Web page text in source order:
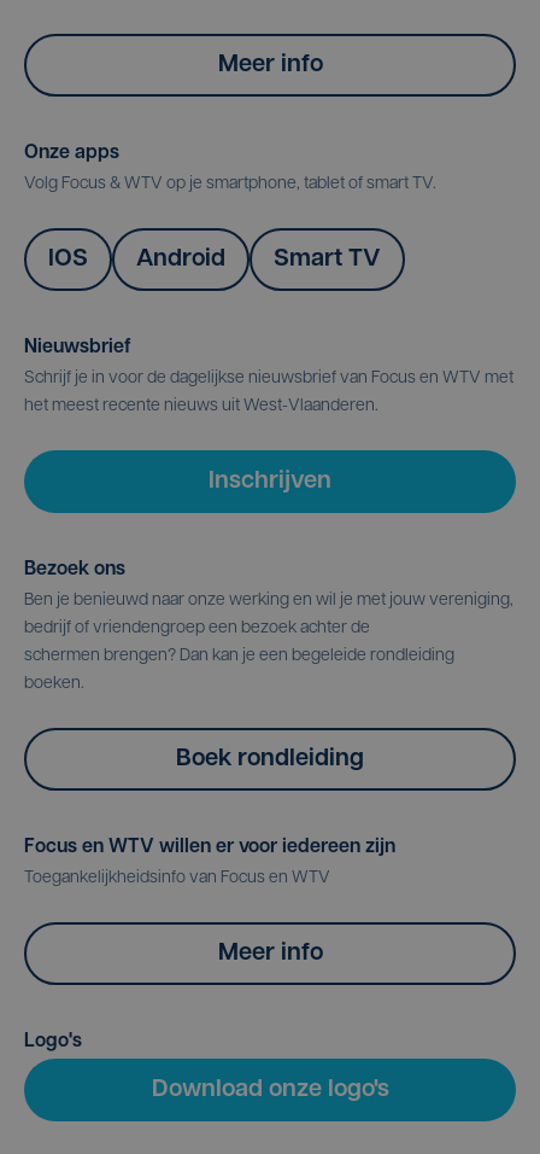
Meer info
Onze apps
Volg Focus & WTV op je smartphone, tablet of smart TV.
IOS Android Smart TV
Nieuwsbrief
Schrijf je in voor de dagelijkse nieuwsbrief van Focus en WTV met
het meest recente nieuws uit West-Vlaanderen.
Inschrijven
Bezoek ons
Ben je benieuwd naar onze werking en wil je met jouw vereniging,
bedrijf of vriendengroep een bezoek achter de
schermen brengen? Dan kan je een begeleide rondleiding
boeken.
Boek rondleiding
Focus en WTV willen er voor iedereen zijn
Toegankelijkheidsinfo van Focus en WTV
Meer info
Logo's
Download onze logo's